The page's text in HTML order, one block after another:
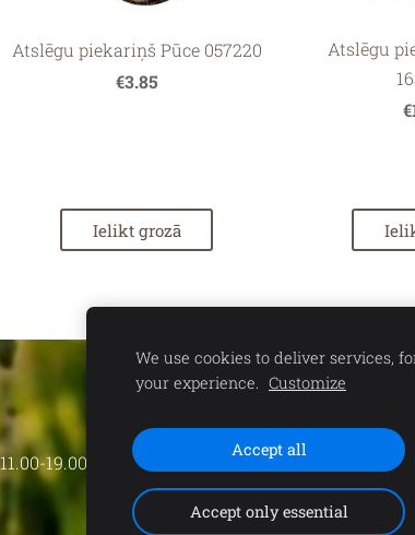
Atslēgu piekariņš Pūce 057220
€3.85
Ielikt grozā
Atslēgu
19.00 | P. 11.00-18.00 | S. 11.00-15.00 |
We use cookies to deliver services,
your experience. Customize
Accept all
Accept only essential